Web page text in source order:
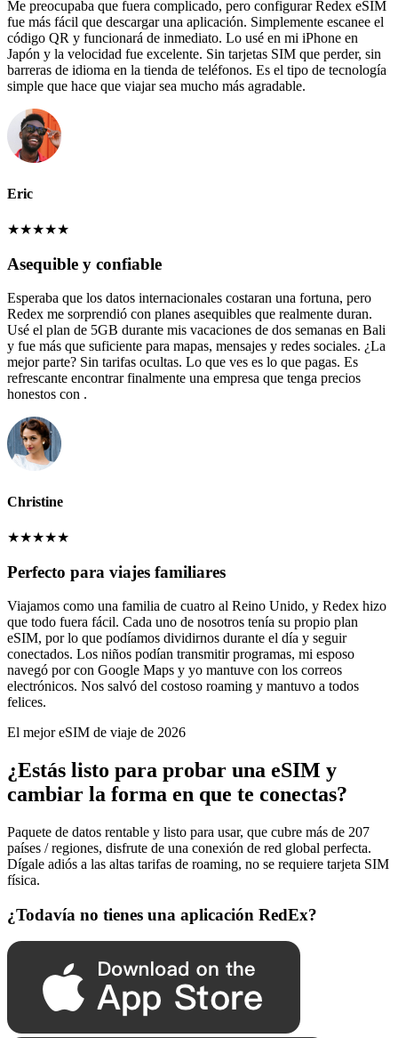
Me preocupaba que fuera complicado, pero configurar Redex eSIM
fue más fácil que descargar una aplicación. Simplemente escanee el
código QR y funcionará de inmediato. Lo usé en mi iPhone en
Japón y la velocidad fue excelente. Sin tarjetas SIM que perder, sin
barreras de idioma en la tienda de teléfonos. Es el tipo de tecnología
simple que hace que viajar sea mucho más agradable.
Eric
★★★★★
Asequible y confiable
Esperaba que los datos internacionales costaran una fortuna, pero
Redex me sorprendió con planes asequibles que realmente duran.
Usé el plan de 5GB durante mis vacaciones de dos semanas en Bali
y fue más que suficiente para mapas, mensajes y redes sociales. ¿La
mejor parte? Sin tarifas ocultas. Lo que ves es lo que pagas. Es
refrescante encontrar finalmente una empresa que tenga precios
honestos con .
Christine
★★★★★
Perfecto para viajes familiares
Viajamos como una familia de cuatro al Reino Unido, y Redex hizo
que todo fuera fácil. Cada uno de nosotros tenía su propio plan
eSIM, por lo que podíamos dividirnos durante el día y seguir
conectados. Los niños podían transmitir programas, mi esposo
navegó por con Google Maps y yo mantuve con los correos
electrónicos. Nos salvó del costoso roaming y mantuvo a todos
felices.
El mejor eSIM de viaje de 2026
¿Estás listo para probar una eSIM y
cambiar la forma en que te conectas?
Paquete de datos rentable y listo para usar, que cubre más de 207
países / regiones, disfrute de una conexión de red global perfecta.
Dígale adiós a las altas tarifas de roaming, no se requiere tarjeta SIM
física.
¿Todavía no tienes una aplicación RedEx?